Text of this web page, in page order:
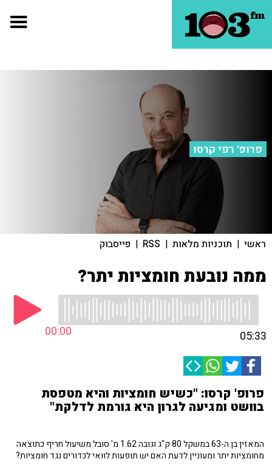
פרופ' רפי קרסו
ראשי | תוכניות מלאות |
RSS
| פייסבוק
ממה נובעת חומציות יתר?
00:00 05:33
פרופ' קרסו: "כשיש חומציות והיא מטפסת
בוושט ומגיעה לגרון היא גורמת לדלקת"
המאזין בן ה-63 במשקל 80 ק"ג וגובה 1.62 מ' סובל משיעול חריף כתוצאה
מחומציות יתר ומעוניין לדעת האם יש תופעות לוואי לכדורים נגד חומציות?